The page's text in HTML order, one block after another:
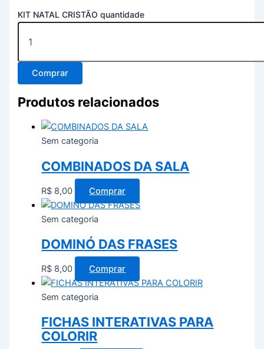
KIT NATAL CRISTÃO quantidade
Comprar
Produtos relacionados
Sem categoria
COMBINADOS DA SALA
R$ 8,00 Comprar
Sem categoria
DOMINÓ DAS FRASES
R$ 8,00 Comprar
Sem categoria
FICHAS INTERATIVAS PARA
COLORIR